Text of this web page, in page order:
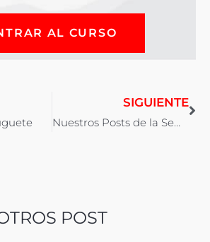
AL CURSO
SIGUIENTE
Nuestros Posts de la Semana
POST